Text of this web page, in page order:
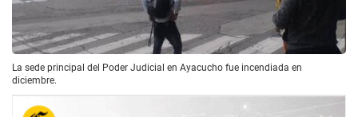
La sede principal del Poder Judicial en Ayacucho fue incendiada en
diciembre.